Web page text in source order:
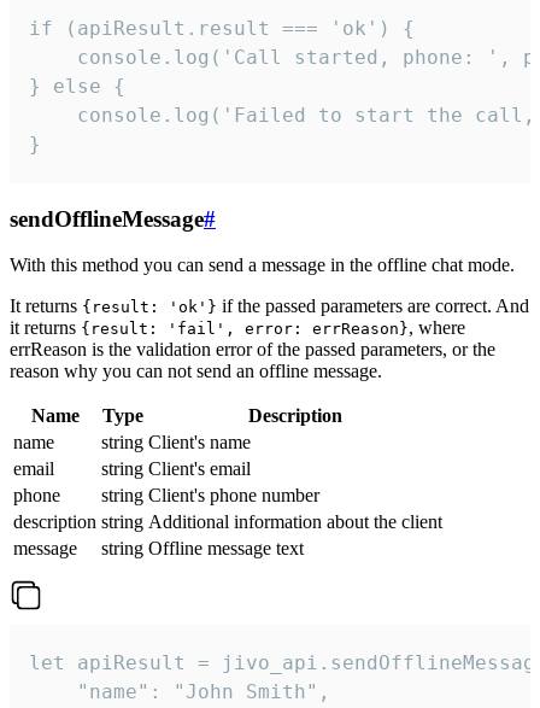
if (apiResult.result === 'ok') {
console.log('Call started, phone: ',
} else {
console.log('Failed to start the
}
sendOfflineMessage#
With this method you can send a message in the offline chat mode.
It returns {result: 'ok'} if the passed parameters are correct. And
it returns {result: 'fail', error: errReason}, where
errReason is the validation error of the passed parameters, or the
reason why you can not send an offline message.
Name Type
Description
name
string Client's name
email
string Client's email
phone
string Client's phone number
description string Additional information about the client
message
string Offline message text
let apiResult =
    "name": "John Smith",